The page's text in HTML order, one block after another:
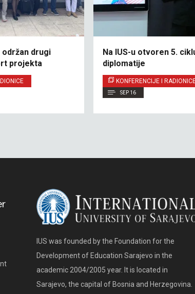
održan drugi
projekta
Na IUS-u otvoren 5.
diplomatije
KONFERENCIJE I
SEP 16
IUS was founded by the Foundation for the
Development of Education Sarajevo in the
academic 2004/2005 year. It is located in
Sarajevo, the capital of Bosnia and Herzegovina.